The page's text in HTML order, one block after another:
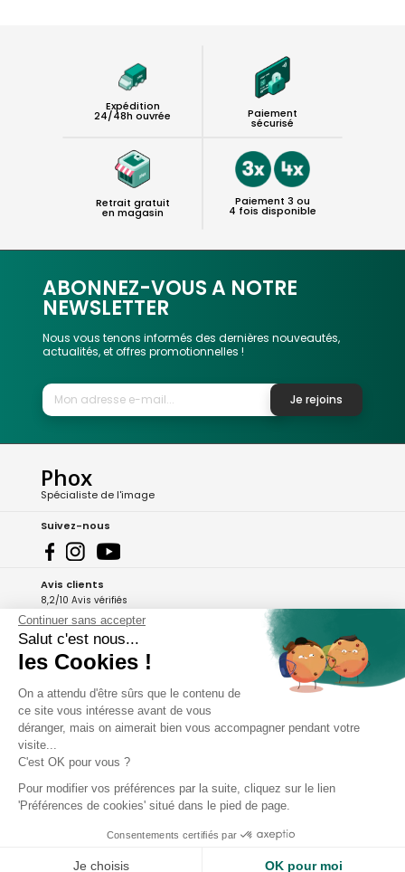
Expédition
24/48h ouvrée Paiement
sécurisé
Retrait gratuit
en magasin
Paiement 3 ou
4 fois disponible
ABONNEZ-VOUS A NOTRE
NEWSLETTER
Nous vous tenons informés des dernières nouveautés,
actualités, et offres promotionnelles !
Je rejoins
Phox
Spécialiste de l'image
Suivez-nous
Avis clients
8,2/10 Avis vérifiés
L'Appli Phox
A propos de Phox
Services et garanties
Continuer sans accepter
Salut c'est nous...
les Cookies !
On a attendu d'être sûrs que le contenu de
ce site vous intéresse avant de vous
déranger, mais on aimerait bien vous accompagner pendant votre
visite...
C'est OK pour vous ?
Pour modifier vos préférences par la suite, cliquez sur le lien
'Préférences de cookies' situé dans le pied de page.
Consentements certifiés par
Je choisis OK pour moi